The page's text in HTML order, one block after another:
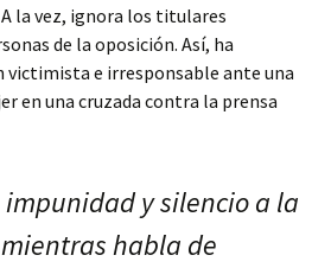
la vez, ignora los titulares
de la oposición. Así, ha
victimista e irresponsable ante una
en una cruzada contra la prensa
impunidad y silencio a la
habla de